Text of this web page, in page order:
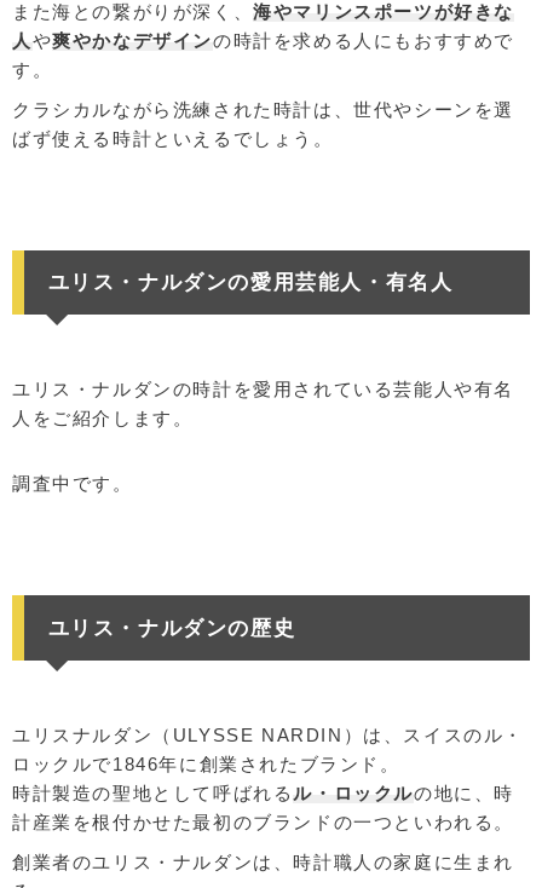
また海との繋がりが深く、海やマリンスポーツが好きな
人 や爽やかなデザインの時計を求める人にもおすすめで
す。
クラシカルながら洗練された時計は、世代やシーンを選
ばず使える時計といえるでしょう。
ユリス・ナルダンの愛用芸能人・有名人
ユリス・ナルダンの時計を愛用されている芸能人や有名
人をご紹介します。
調査中です。
ユリス・ナルダンの歴史
ユリスナルダン（ULYSSE NARDIN）は、スイスのル・
ロックルで1846年に創業されたブランド。
時計製造の聖地として呼ばれる ル・ロックルの地に、時
計産業を根付かせた最初のブランドの一つといわれる。
創業者のユリス・ナルダンは、時計職人の家庭に生まれ